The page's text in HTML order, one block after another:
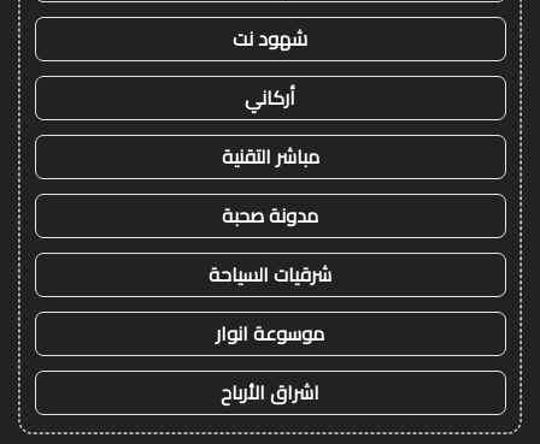
شهود نت
أركاني
مباشر التقنية
مدونة صحبة
شرقيات السياحة
موسوعة انوار
اشراق الأرباح